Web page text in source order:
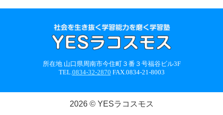
所在地 山口県周南市今住町３番３号福谷ビル3F
TEL.0834-32-2870 FAX.0834-21-8003
2026 © YESラコスモス